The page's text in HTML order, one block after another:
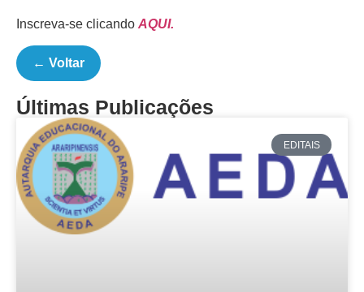
Inscreva-se clicando AQUI.
← Voltar
Últimas Publicações
EDITAIS